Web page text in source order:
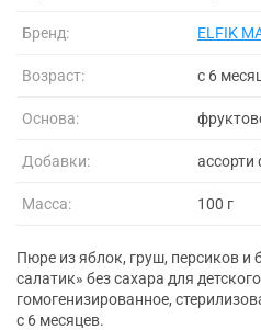
Бренд: ELFIK
Возраст: с 6
Основа:
Добавки: ассорти
Масса: 100 г
Пюре из яблок, груш, персиков и
салатик» без сахара для
гомогенизированное,
с 6 месяцев.